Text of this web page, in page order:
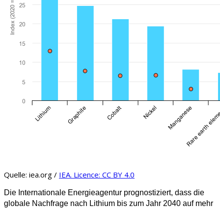
Quelle: iea.org / IEA. Licence: CC BY 4.0
Die Internationale Energieagentur prognostiziert, dass die
globale Nachfrage nach Lithium bis zum Jahr 2040 auf mehr